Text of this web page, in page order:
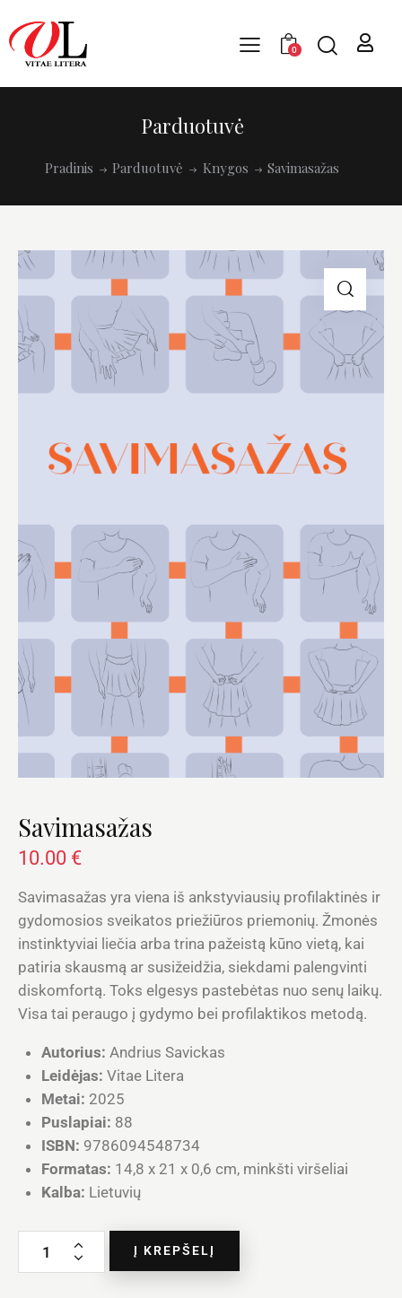
0
Parduotuvė
Pradinis Parduotuvė Knygos Savimasažas
Savimasažas
10.00 €
Savimasažas yra viena iš ankstyviausių profilaktinės ir
gydomosios sveikatos priežiūros priemonių. Žmonės
instinktyviai liečia arba trina pažeistą kūno vietą, kai
patiria skausmą ar susižeidžia, siekdami palengvinti
diskomfortą. Toks elgesys pastebėtas nuo senų laikų.
Visa tai peraugo į gydymo bei profilaktikos metodą.
Autorius: Andrius Savickas
Leidėjas: Vitae Litera
Metai: 2025
Puslapiai: 88
ISBN: 9786094548734
Formatas: 14,8 x 21 x 0,6 cm, minkšti viršeliai
Kalba: Lietuvių
Į KREPŠELĮ